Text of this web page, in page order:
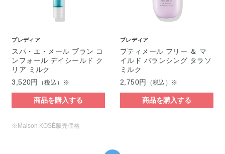
プレディア
スパ・エ・メール ブラン コ
ンフォール デイシールド ク
リア ミルク
3,520円
（税込）※
商品を購入する
プレディア
プティメール フリー ＆ マ
イルド バランシング タラソ
ミルク
2,750円
（税込）※
商品を購入する
※Maison KOSÉ販売価格